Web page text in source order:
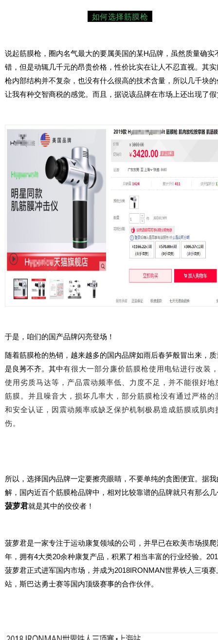
如何选择筋膜枪
说起筋膜枪，圈内名气最大的要属美国的某H品牌，虽然质量确实
错，但是动辄几千元的昂贵价格，性价比实在让人不忍直视。其
枪内部结构并不复杂，也没有什么很高的技术含量，所以几千块
让我有种交智商税的感觉。而且，据说该品牌在市场上还出现了
于是，咱们的国产品牌闪亮登场！
随着筋膜枪的热销，越来越多的国内品牌如雨后春笋般冒出来，
是良莠不齐。其中有很大一部分廉价筋膜枪使用电钻进行改装
使用劣质马达等，产品震动频率低、力度不足，并不能很好地
筋膜。并且噪音大，损坏几率大 ，部分筋膜枪没有通过严格的
和安全认证， 因震动频率或缺乏保护机制极易造成筋膜或肌肉
伤。
所以，选择国内品牌一定要擦亮眼睛，不要单纯的贪图便宜。据
解，国内近百个筋膜枪品牌中，相对比较靠谱的品牌就只有那么
菠萝君就是其中的佼佼者！
菠萝君是一家专注于运动康复领域的公司，并早已在欧美市场摸
年，拥有4大类20余种康复产品，积累了相当丰富的行业经验。
菠萝君正式进军国内市场，并成为2018IRONMAN世界铁人三项赛
站，斯巴达勇士赛等国内顶级赛事的合作伙伴。